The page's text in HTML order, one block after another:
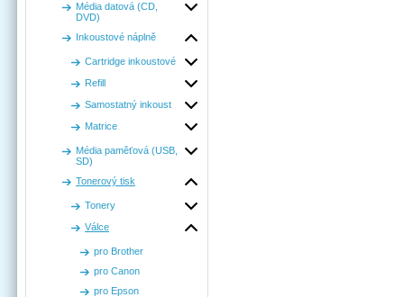
Média datová (CD,
DVD)
Inkoustové náplně
Cartridge inkoustové
Refill
Samostatný inkoust
Matrice
Média paměťová (USB,
SD)
Tonerový tisk
Tonery
Válce
pro Brother
pro Canon
pro Epson